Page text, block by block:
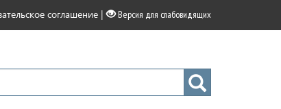
соглашение | Версия для слабовидящих